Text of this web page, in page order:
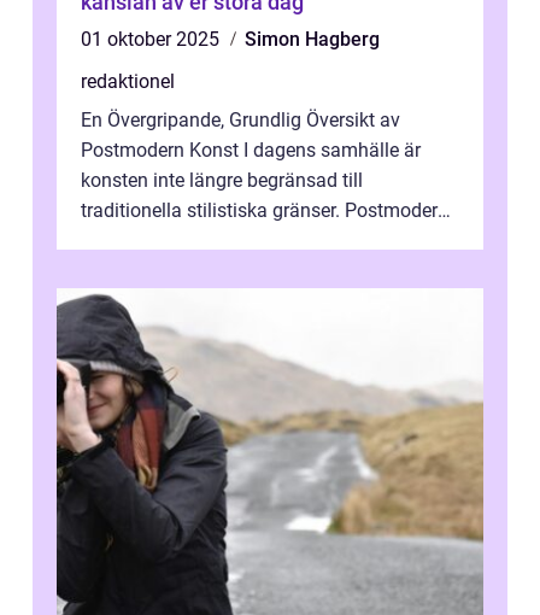
01 oktober 2025
Simon Hagberg
redaktionel
En Övergripande, Grundlig Översikt av
Postmodern Konst I dagens samhälle är
konsten inte längre begränsad till
traditionella stilistiska gränser. Postmodern